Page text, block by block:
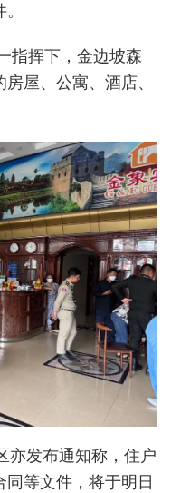
指挥下，金边坡森
屋、公寓、酒店、
亦发布通知称，住户
等文件，将于明日